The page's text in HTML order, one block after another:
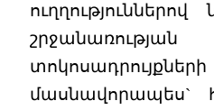
մասնավորապես`